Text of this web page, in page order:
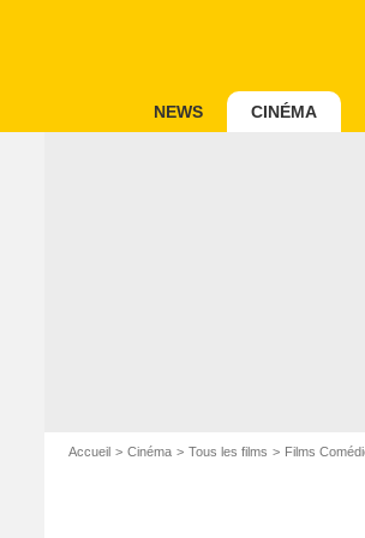
NEWS CINÉMA
Accueil Cinéma Tous les films Films